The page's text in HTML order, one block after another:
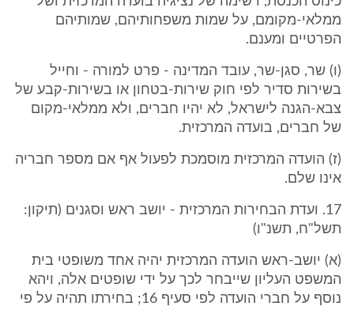
ממלאי-מקומם, על שמות משפחותיהם, שמותיהם
הפרטיים ומענם.
(ו) שר, סגן-שר, עובד המדינה - פרט למורה - וחייל
בשירות סדיר לפי חוק שירות-בטחון או בשירות-קבע של
צבא-הגנה לישראל, לא יהיו חברים, ולא ממלאי-מקום
של חברים, בועדה המרכזית.
(ז) הועדה המרכזית מוסמכת לפעול אף אם מספר חבריה
אינו שלם.
17. ועדת הבחירות המרכזית - יושב ראש וסגנים (תיקון:
תשל"ח, תשנ"ו)
(א) יושב-ראש הועדה המרכזית יהיה אחד משופטי בית
המשפט העליון שייבחר לכך על ידי שופטים אלה, ויהא
נוסף על חברי הועדה לפי סעיף 16; בחירתו תהיה על פי